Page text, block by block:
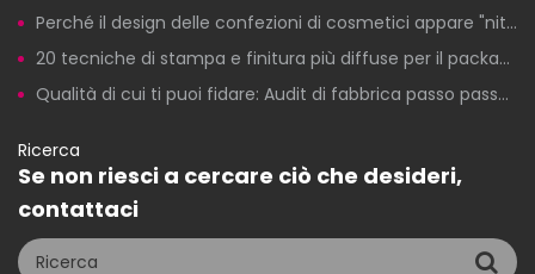
Perché il design delle confezioni di cosmetici appare "nitido" sui computer ma risulta scadente in stampa?
20 tecniche di stampa e finitura più diffuse per il packaging di cosmetici a marchio privato
Qualità di cui ti puoi fidare: Audit di fabbrica passo passo per la produzione di cosmetici a marchio privato
Ricerca
Se non riesci a cercare ciò che desideri,
contattaci